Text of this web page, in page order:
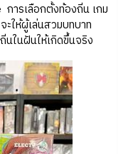
รเลือกตั้งท้องถิ่น เกม
ให้ผู้เล่นสวมบทบาท
นในฝันให้เกิดขึ้นจริง